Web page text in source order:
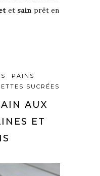
et sain prêt en
PAINS
SUCRÉES
AUX
ET